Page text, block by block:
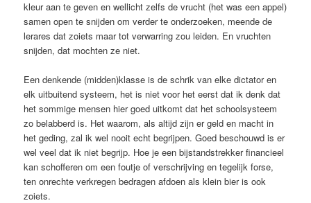
kleur aan te geven en wellicht zelfs de vrucht (het was een appel)
samen open te snijden om verder te onderzoeken, meende de
lerares dat zoiets maar tot verwarring zou leiden. En vruchten
snijden, dat mochten ze niet.
Een denkende (midden)klasse is de schrik van elke dictator en
elk uitbuitend systeem, het is niet voor het eerst dat ik denk dat
het sommige mensen hier goed uitkomt dat het schoolsysteem
zo belabberd is. Het waarom, als altijd zijn er geld en macht in
het geding, zal ik wel nooit echt begrijpen. Goed beschouwd is er
wel veel dat ik niet begrijp. Hoe je een bijstandstrekker financieel
kan schofferen om een foutje of verschrijving en tegelijk forse,
ten onrechte verkregen bedragen afdoen als klein bier is ook
zoiets.